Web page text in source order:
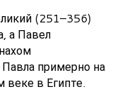
(251–356)
а Павел
примерно на
веке в Египте.